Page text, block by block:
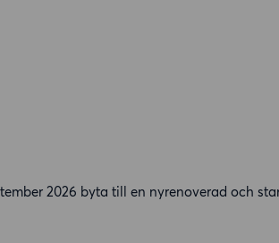
2026 byta till en nyrenoverad och